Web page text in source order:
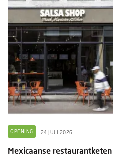
OPENING 24 JULI 2026
Mexicaanse